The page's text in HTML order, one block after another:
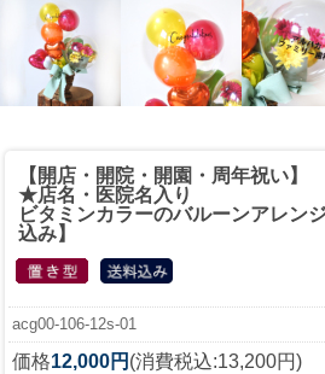
【開店・開院・開園・周年祝い】
★店名・医院名入り
ビタミンカラーのバルーンアレン
込み】
acg00-106-12s-01
価格12,000円 (消費税込:13,200円)